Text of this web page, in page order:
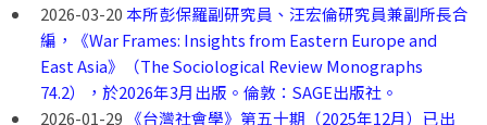
2026-03-20 本所彭保羅副研究員、汪宏倫研究員兼副所長合
編，《War Frames: Insights from Eastern Europe and
East Asia》（The Sociological Review Monographs
74.2），於2026年3月出版。倫敦：SAGE出版社。
2026-01-29 《台灣社會學》第五十期（2025年12月）已出